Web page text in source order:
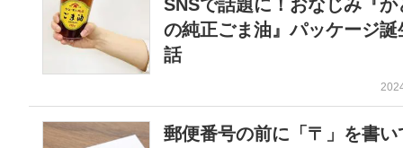
SNSで話題に！おなじみ『か
の純正ごま油』パッケージ誕
話
郵便番号の前に「〒」を書い